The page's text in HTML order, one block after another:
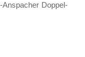
Dop­pel­